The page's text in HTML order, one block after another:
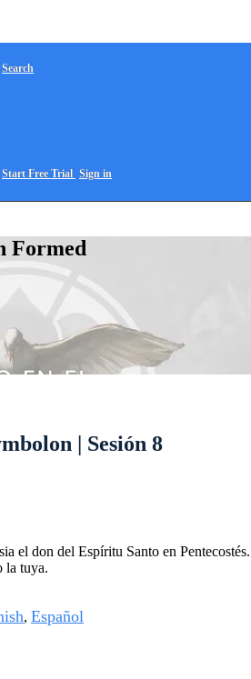
Search
Start Free Trial Sign in
Formed
| Sesión 8
el don del Espíritu Santo en
la tuya.
, Español